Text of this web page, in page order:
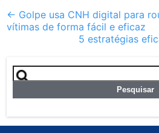
Post
navigation
← Golpe usa CNH digital para
vítimas de forma fácil e eficaz
5 estratégias
Pesquisar
por: